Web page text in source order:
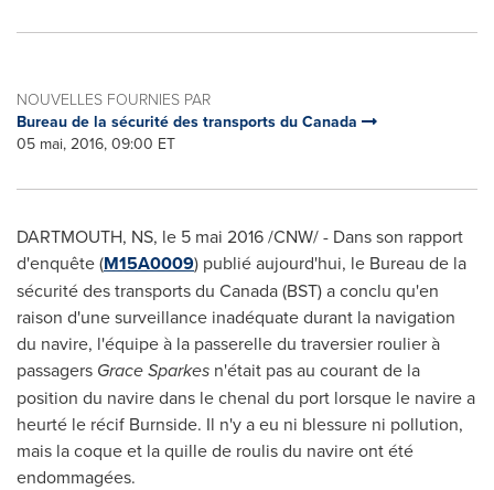
NOUVELLES FOURNIES PAR
Bureau de la sécurité des transports du Canada
05 mai, 2016, 09:00 ET
DARTMOUTH, NS, le 5 mai 2016 /CNW/ - Dans son rapport
d'enquête (M15A0009) publié aujourd'hui, le Bureau de la
sécurité des transports du Canada (BST) a conclu qu'en
raison d'une surveillance inadéquate durant la navigation
du navire, l'équipe à la passerelle du traversier roulier à
passagers Grace Sparkes n'était pas au courant de la
position du navire dans le chenal du port lorsque le navire a
heurté le récif Burnside. Il n'y a eu ni blessure ni pollution,
mais la coque et la quille de roulis du navire ont été
endommagées.